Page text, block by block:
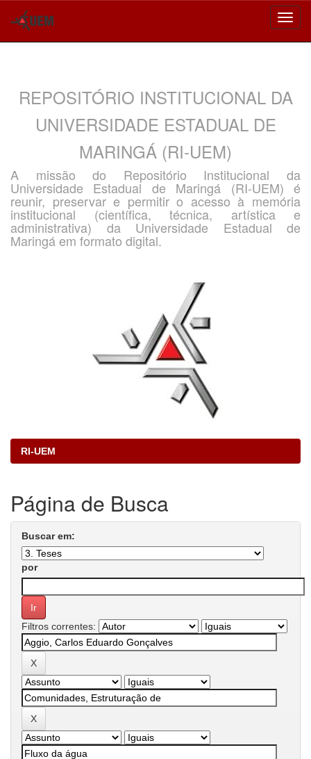
REPOSITÓRIO INSTITUCIONAL DA
UNIVERSIDADE ESTADUAL DE
MARINGÁ (RI-UEM)
A missão do Repositório Institucional da
Universidade Estadual de Maringá (RI-UEM) é
reunir, preservar e permitir o acesso à memória
institucional (científica, técnica, artística e
administrativa) da Universidade Estadual de
Maringá em formato digital.
RI-UEM
Página de Busca
Buscar em:
por
Filtros correntes: